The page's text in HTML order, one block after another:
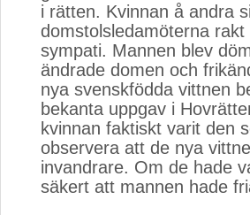
i rätten. Kvinnan å andra
domstolsledamöterna
sympati. Mannen blev
ändrade domen och
nya svenskfödda vittnen
bekanta uppgav i
kvinnan faktiskt varit den
observera att de nya
invandrare. Om de hade
säkert att mannen hade